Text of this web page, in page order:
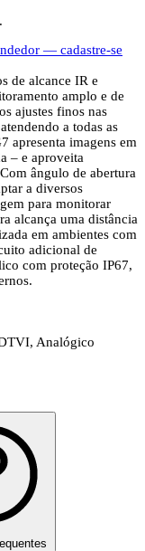
— cadastre-se
de alcance IR e
amplo e de
ajustes finos nas
a todas as
apresenta imagens em
– e aproveita
ângulo de abertura
a diversos
para monitorar
alcança uma distância
em ambientes com
adicional de
com proteção IP67,
Analógico